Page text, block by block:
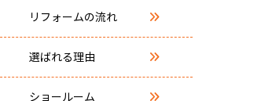
リフォームの流れ
選ばれる理由
ショールーム